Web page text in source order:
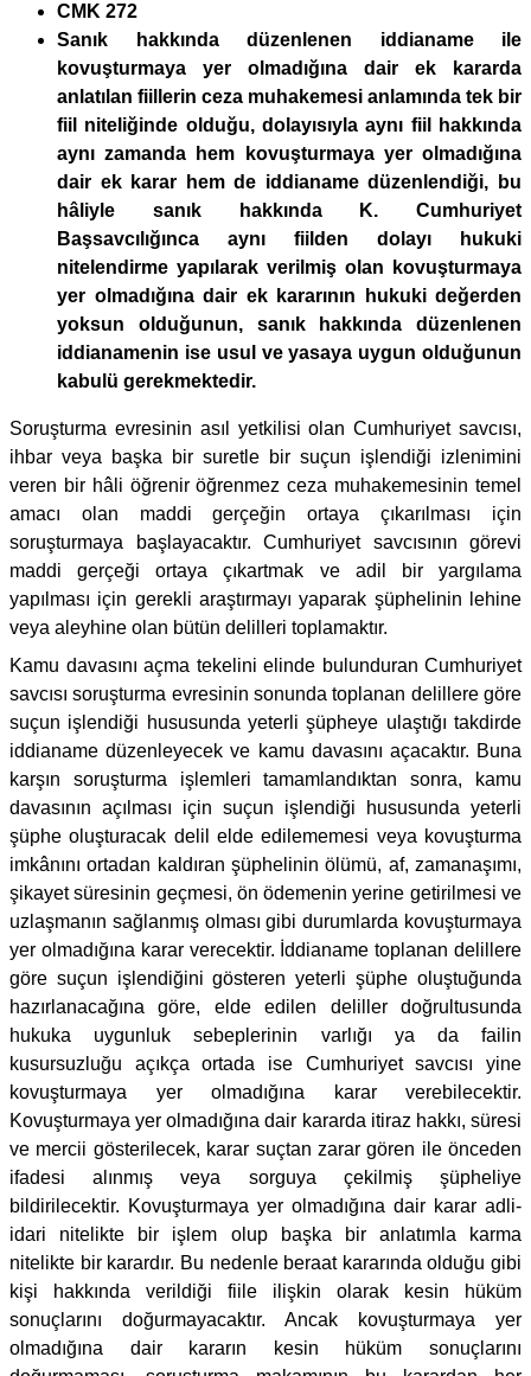
CMK 272
Sanık hakkında düzenlenen iddianame ile
kovuşturmaya yer olmadığına dair ek kararda
anlatılan fiillerin ceza muhakemesi anlamında tek bir
fiil niteliğinde olduğu, dolayısıyla aynı fiil hakkında
aynı zamanda hem kovuşturmaya yer olmadığına
dair ek karar hem de iddianame düzenlendiği, bu
hâliyle sanık hakkında K. Cumhuriyet
Başsavcılığınca aynı fiilden dolayı hukuki
nitelendirme yapılarak verilmiş olan kovuşturmaya
yer olmadığına dair ek kararının hukuki değerden
yoksun olduğunun, sanık hakkında düzenlenen
iddianamenin ise usul ve yasaya uygun olduğunun
kabulü gerekmektedir.
Soruşturma evresinin asıl yetkilisi olan Cumhuriyet savcısı,
ihbar veya başka bir suretle bir suçun işlendiği izlenimini
veren bir hâli öğrenir öğrenmez ceza muhakemesinin temel
amacı olan maddi gerçeğin ortaya çıkarılması için
soruşturmaya başlayacaktır. Cumhuriyet savcısının görevi
maddi gerçeği ortaya çıkartmak ve adil bir yargılama
yapılması için gerekli araştırmayı yaparak şüphelinin lehine
veya aleyhine olan bütün delilleri toplamaktır.
Kamu davasını açma tekelini elinde bulunduran Cumhuriyet
savcısı soruşturma evresinin sonunda toplanan delillere göre
suçun işlendiği hususunda yeterli şüpheye ulaştığı takdirde
iddianame düzenleyecek ve kamu davasını açacaktır. Buna
karşın soruşturma işlemleri tamamlandıktan sonra, kamu
davasının açılması için suçun işlendiği hususunda yeterli
şüphe oluşturacak delil elde edilememesi veya kovuşturma
imkânını ortadan kaldıran şüphelinin ölümü, af, zamanaşımı,
şikayet süresinin geçmesi, ön ödemenin yerine getirilmesi ve
uzlaşmanın sağlanmış olması gibi durumlarda kovuşturmaya
yer olmadığına karar verecektir. İddianame toplanan delillere
göre suçun işlendiğini gösteren yeterli şüphe oluştuğunda
hazırlanacağına göre, elde edilen deliller doğrultusunda
hukuka uygunluk sebeplerinin varlığı ya da failin
kusursuzluğu açıkça ortada ise Cumhuriyet savcısı yine
kovuşturmaya yer olmadığına karar verebilecektir.
Kovuşturmaya yer olmadığına dair kararda itiraz hakkı, süresi
ve mercii gösterilecek, karar suçtan zarar gören ile önceden
ifadesi alınmış veya sorguya çekilmiş şüpheliye
bildirilecektir. Kovuşturmaya yer olmadığına dair karar adli-
idari nitelikte bir işlem olup başka bir anlatımla karma
nitelikte bir karardır. Bu nedenle beraat kararında olduğu gibi
kişi hakkında verildiği fiile ilişkin olarak kesin hüküm
sonuçlarını doğurmayacaktır. Ancak kovuşturmaya yer
olmadığına dair kararın kesin hüküm sonuçlarını